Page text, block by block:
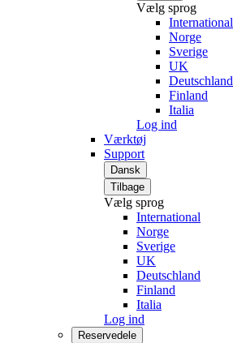
Vælg sprog
International
Norge
Sverige
UK
Deutschland
Finland
Italia
Log ind
Værktøj
Support
Dansk
Tilbage
Vælg sprog
International
Norge
Sverige
UK
Deutschland
Finland
Italia
Log ind
Reservedele